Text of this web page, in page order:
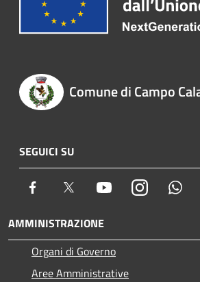
Comune di Campo
SEGUICI SU
Facebook Twitter YoutubeInstagram
AMMINISTRAZIONE
Organi di Governo
Aree Amministrative